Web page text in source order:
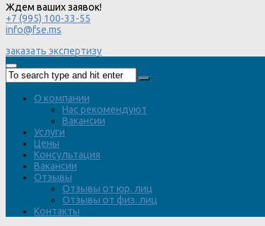
Ждем ваших заявок!
+7 (995) 100-33-55
info@fse.ms
заказать экспертизу
О компании
Нас рекомендуют
Вакансии
Услуги
Цены
Консультация
Вакансии
Отзывы
Отзывы от юр. лиц
Отзывы от физ. лиц
Контакты